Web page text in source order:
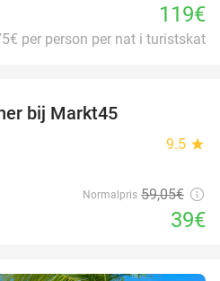
119€
per person per nat i turistskat
bij Markt45
9.5 star
Normalpris 59,05€
39€